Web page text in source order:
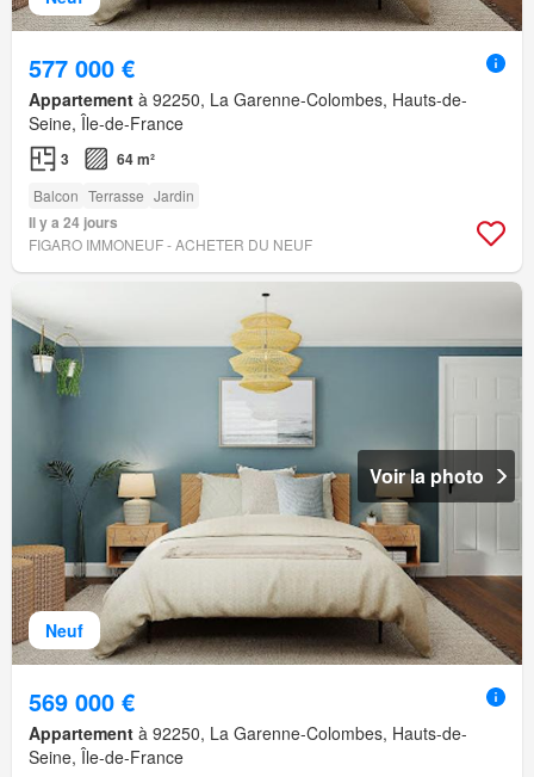
577 000 €
Appartement à 92250, La Garenne-Colombes, Hauts-de-
Seine, Île-de-France
3 64 m²
Balcon Terrasse Jardin
Il y a 24 jours
FIGARO IMMONEUF - ACHETER DU NEUF
Neuf
Voir la photo
569 000 €
Appartement à 92250, La Garenne-Colombes, Hauts-de-
Seine, Île-de-France